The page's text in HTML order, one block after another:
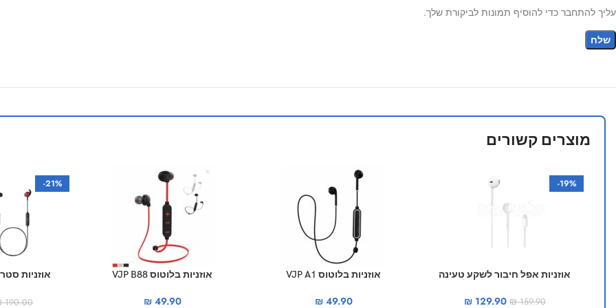
עליך להתחבר כדי להוסיף תמונות לביקורת שלך.
מוצרים קשורים
-19%
אוזניות אפל חיבור לשקע טעינה
₪159.90
₪129.90
אוזניות בלוטוס VJP A1
₪49.90
אוזניות בלוטוס VJP B88
₪49.90
-21%
190.00